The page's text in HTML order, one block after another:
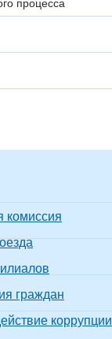
процесса
комиссия
граждан
коррупции